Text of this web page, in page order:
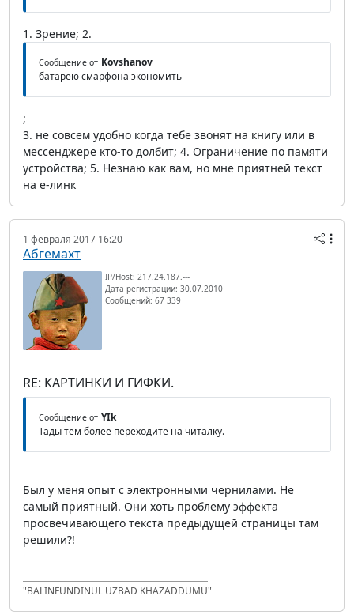
1. Зрение; 2.
Сообщение от Kovshanov
батарею смарфона экономить
;
3. не совсем удобно когда тебе звонят на книгу или в
мессенджере кто-то долбит; 4. Ограничение по памяти
устройства; 5. Незнаю как вам, но мне приятней текст
на е-линк
1 февраля 2017 16:20
Абгемахт
IP/Host: 217.24.187.---
Дата регистрации: 30.07.2010
Сообщений: 67 339
RE: КАРТИНКИ И ГИФКИ.
Сообщение от YIk
Тады тем более переходите на читалку.
Был у меня опыт с электронными чернилами. Не
самый приятный. Они хоть проблему эффекта
просвечивающего текста предыдущей страницы там
решили?!
"BALINFUNDINUL UZBAD KHAZADDUMU"